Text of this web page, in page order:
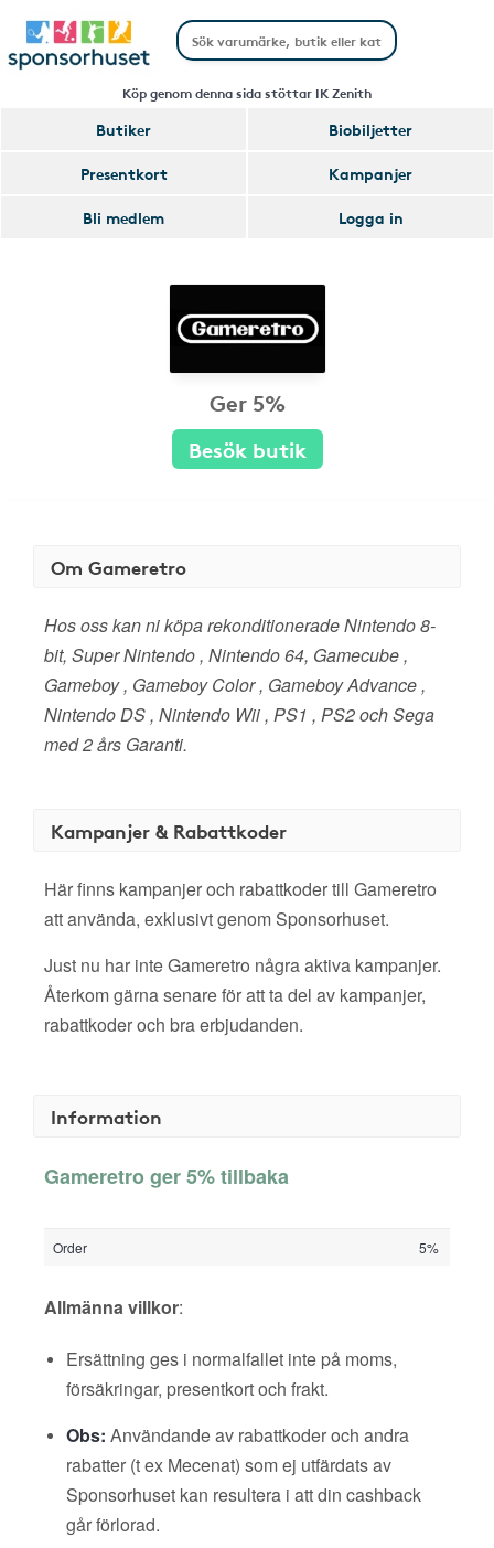
Köp genom denna sida stöttar IK Zenith
Butiker
Biobiljetter
Presentkort
Kampanjer
Bli medlem
Logga in
Ger 5%
Besök butik
Om Gameretro
Hos oss kan ni köpa rekonditionerade Nintendo 8-
bit, Super Nintendo , Nintendo 64, Gamecube ,
Gameboy , Gameboy Color , Gameboy Advance ,
Nintendo DS , Nintendo Wii , PS1 , PS2 och Sega
med 2 års Garanti.
Kampanjer & Rabattkoder
Här finns kampanjer och rabattkoder till Gameretro
att använda, exklusivt genom Sponsorhuset.
Just nu har inte Gameretro några aktiva kampanjer.
Återkom gärna senare för att ta del av kampanjer,
rabattkoder och bra erbjudanden.
Information
Gameretro ger 5% tillbaka
Order 5%
Allmänna villkor:
Ersättning ges i normalfallet inte på moms,
försäkringar, presentkort och frakt.
Obs: Användande av rabattkoder och andra
rabatter (t ex Mecenat) som ej utfärdats av
Sponsorhuset kan resultera i att din cashback
går förlorad.